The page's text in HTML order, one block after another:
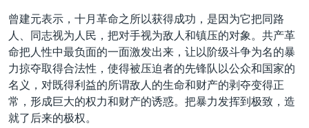
曾建元表示，十月革命之所以获得成功，是因为它把同路
人、同志视为人民，把对手视为敌人和镇压的对象。共产革
命把人性中最负面的一面激发出来，让以阶级斗争为名的暴
力掠夺取得合法性，使得被压迫者的先锋队以公众和国家的
名义，对既得利益的所谓敌人的生命和财产的剥夺变得正
常，形成巨大的权力和财产的诱惑。把暴力发挥到极致，造
就了后来的极权。